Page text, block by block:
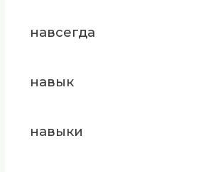
навсегда
навык
навыки